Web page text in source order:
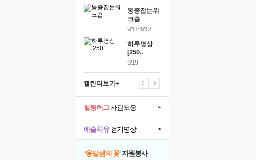
통증잡는워
크숍
9/11~9/12
하루명상
[250..
9/19
캘린더보기+
예술치유걷기명상 >
힐링허그사감포옹 >
'옹달샘의 꽃'자원봉사